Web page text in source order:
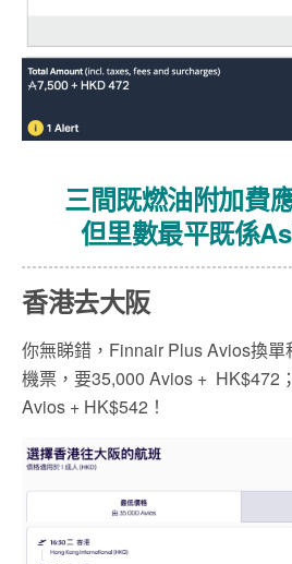
三間既燃油附加費
但里數最平既係
香港去大阪
你無睇錯，Finnair Plus Avios換
機票，要35,000 Avios + HK$472
Avios + HK$542！